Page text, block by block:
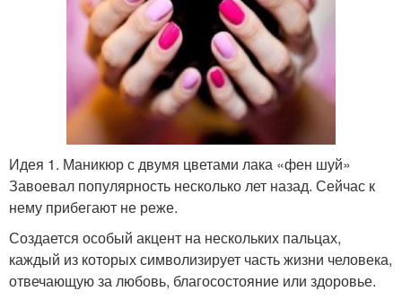
Идея 1. Маникюр с двумя цветами лака «фен шуй»
Завоевал популярность несколько лет назад. Сейчас к
нему прибегают не реже.
Создается особый акцент на нескольких пальцах,
каждый из которых символизирует часть жизни человека,
отвечающую за любовь, благосостояние или здоровье.